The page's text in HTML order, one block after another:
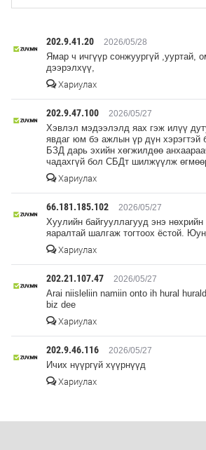
202.9.41.20 2026/05/28
Ямар ч ичгүүр сонжуургүй ,ууртай,
дээрэлхүү,
Хариулах
202.9.47.100 2026/05/27
Xэвлэл мэдээлэлд яах гэж илүү
явдаг юм бэ ажлын үр дүн хэрэгтэй
БЗД дарь эхийн хөгжилдөө
Хариулах
66.181.185.102 2026/05/27
Хуулийн байгууллагууд энэ нөхрийн
яаралтай шалгаж тогтоох ёстой.
Хариулах
202.21.107.47 2026/05/27
Arai niisleliin namiin onto ih hural
biz dee
Хариулах
202.9.46.116 2026/05/27
Ичих нүүргүй хүүрнүүд
Хариулах